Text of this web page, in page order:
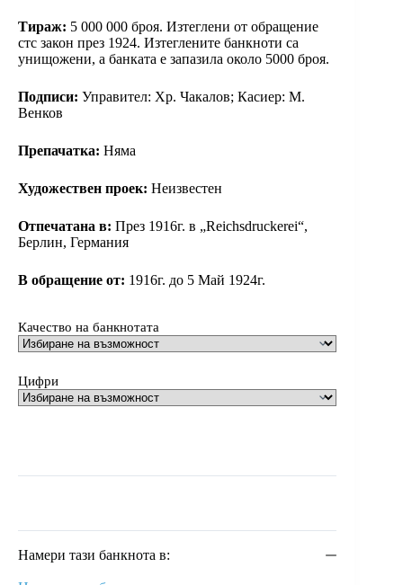
Тираж: 5 000 000 броя. Изтеглени от обращение
стс закон през 1924. Изтеглените банкноти са
унищожени, а банката е запазила около 5000 броя.
Подписи: Управител: Хр. Чакалов; Касиер: М.
Венков
Препачатка: Няма
Художествен проек: Неизвестен
Отпечатана в: През 1916г. в „Reichsdruckerei“,
Берлин, Германия
В обращение от: 1916г. до 5 Май 1924г.
Качество на банкнотата
Цифри
Намери тази банкнота в: